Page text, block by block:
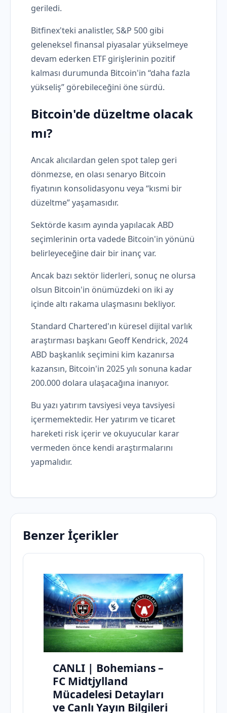
geriledi.
Bitfinex'teki analistler, S&P 500 gibi
geleneksel finansal piyasalar yükselmeye
devam ederken ETF girişlerinin pozitif
kalması durumunda Bitcoin'in “daha fazla
yükseliş” görebileceğini öne sürdü.
Bitcoin'de düzeltme olacak
mı?
Ancak alıcılardan gelen spot talep geri
dönmezse, en olası senaryo Bitcoin
fiyatının konsolidasyonu veya “kısmi bir
düzeltme” yaşamasıdır.
Sektörde kasım ayında yapılacak ABD
seçimlerinin orta vadede Bitcoin'in yönünü
belirleyeceğine dair bir inanç var.
Ancak bazı sektör liderleri, sonuç ne olursa
olsun Bitcoin'in önümüzdeki on iki ay
içinde altı rakama ulaşmasını bekliyor.
Standard Chartered'ın küresel dijital varlık
araştırması başkanı Geoff Kendrick, 2024
ABD başkanlık seçimini kim kazanırsa
kazansın, Bitcoin'in 2025 yılı sonuna kadar
200.000 dolara ulaşacağına inanıyor.
Bu yazı yatırım tavsiyesi veya tavsiyesi
içermemektedir. Her yatırım ve ticaret
hareketi risk içerir ve okuyucular karar
vermeden önce kendi araştırmalarını
yapmalıdır.
Benzer İçerikler
CANLI | Bohemians –
FC Midtjylland
Mücadelesi Detayları
ve Canlı Yayın Bilgileri